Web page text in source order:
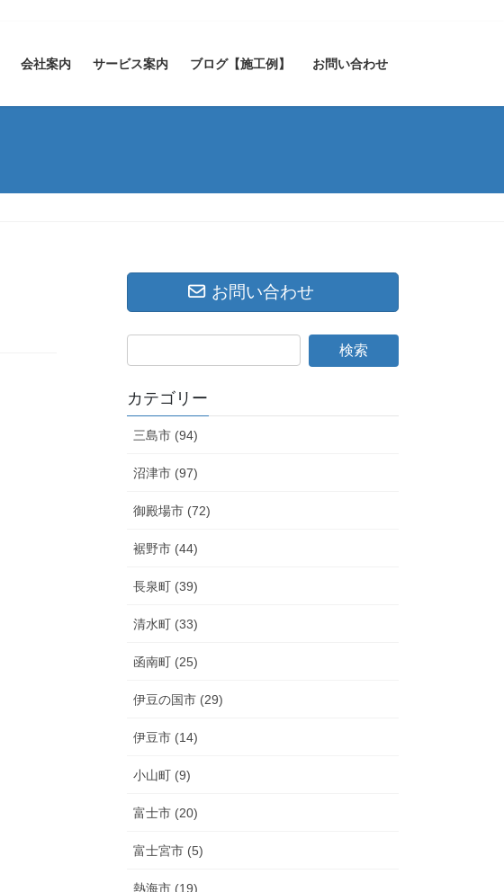
会社案内 サービス案内 ブログ【施工例】 お問い合わせ
お問い合わせ
カテゴリー
三島市 (94)
沼津市 (97)
御殿場市 (72)
裾野市 (44)
長泉町 (39)
清水町 (33)
函南町 (25)
伊豆の国市 (29)
伊豆市 (14)
小山町 (9)
富士市 (20)
富士宮市 (5)
熱海市 (19)